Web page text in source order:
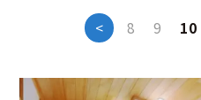
< 8 9 10